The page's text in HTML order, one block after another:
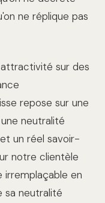
ne réplique pas
sur des
repose sur une
neutralité
un réel savoir-
notre clientèle
irremplaçable en
sa neutralité